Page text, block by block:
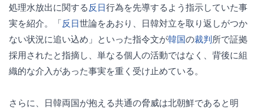
処理水放出に関する反日行為を先導するよう指示していた事
実を紹介。「反日世論をあおり、日韓対立を取り返しがつか
ない状況に追い込め」といった指令文が韓国の裁判所で証拠
採用されたと指摘し、単なる個人の活動ではなく、背後に組
織的な介入があった事実を重く受け止めている。
さらに、日韓両国が抱える共通の脅威は北朝鮮であると明